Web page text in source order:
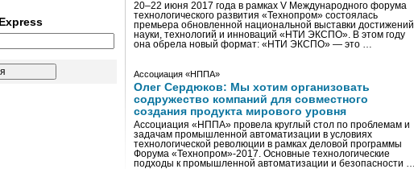
20–22 июня 2017 года в рамках V Международного форума
технологического развития «Технопром» состоялась
премьера обновленной национальной выставки достижений
науки, технологий и инноваций «НТИ ЭКСПО». В этом году
она обрела новый формат: «НТИ ЭКСПО» — это …
Ассоциация «НППА»
Олег Сердюков: Мы хотим организовать
содружество компаний для совместного
создания продукта мирового уровня
Ассоциация «НППА» провела круглый стол по проблемам и
задачам промышленной автоматизации в условиях
технологической революции в рамках деловой программы
Форума «Технопром»-2017. Основные технологические
подходы к промышленной автоматизации и безопасности …